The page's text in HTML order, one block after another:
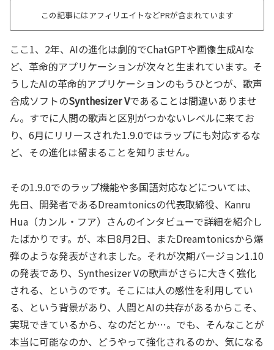
この記事にはアフィリエイトなどPRが含まれています
ここ1、2年、AIの進化は劇的でChatGPTや画像生成AIな
ど、革命的アプリケーションが次々と生まれています。そ
うしたAIの革命的アプリケーションのもうひとつが、歌声
合成ソフトのSynthesizer Vであることは間違いありませ
ん。すでに人間の歌声と区別がつかないレベルに来てお
り、6月にリリースされた1.9.0ではラップにも対応するな
ど、その進化は留まることを知りません。
その1.9.0でのラップ機能や多国語対応などについては、
先日、開発者であるDreamtonicsの代表取締役、Kanru
Hua（カンル・フア）さんのインタビューで詳細を紹介し
たばかりです。が、本日8月2日、またDreamtonicsから爆
弾のような発表がされました。それが次期バージョン1.10
の発表であり、Synthesizer Vの歌声がさらに大きく強化
される、というのです。そこには人の感性を利用してい
る、という背景があり、人間とAIの共存があるからこそ、
実現できているから、なのだとか…。でも、そんなことが
本当に可能なのか、どうやって強化されるのか、気になる